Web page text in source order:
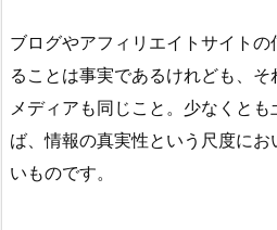
ブログやアフィリエイトサイト
ることは事実であるけれども、
メディアも同じこと。少なくと
ば、情報の真実性という尺度に
いものです。